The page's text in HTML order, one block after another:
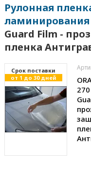
Рулонная
ламинирования
Guard Film -
пленка
Cрок поставки
от 1 до 30 дней